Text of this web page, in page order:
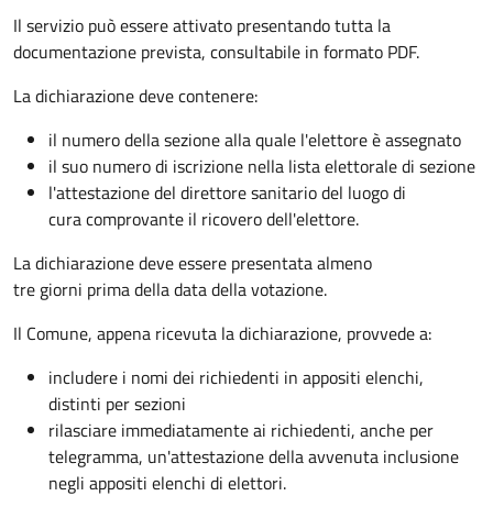
Il servizio può essere attivato presentando tutta la
documentazione prevista, consultabile in formato PDF.
La dichiarazione deve contenere:
il numero della sezione alla quale l'elettore è assegnato
il suo numero di iscrizione nella lista elettorale di sezione
l'attestazione del direttore sanitario del luogo di
cura comprovante il ricovero dell'elettore.
La dichiarazione deve essere presentata almeno
tre giorni prima della data della votazione.
Il Comune, appena ricevuta la dichiarazione, provvede a:
includere i nomi dei richiedenti in appositi elenchi,
distinti per sezioni
rilasciare immediatamente ai richiedenti, anche per
telegramma, un'attestazione della avvenuta inclusione
negli appositi elenchi di elettori.